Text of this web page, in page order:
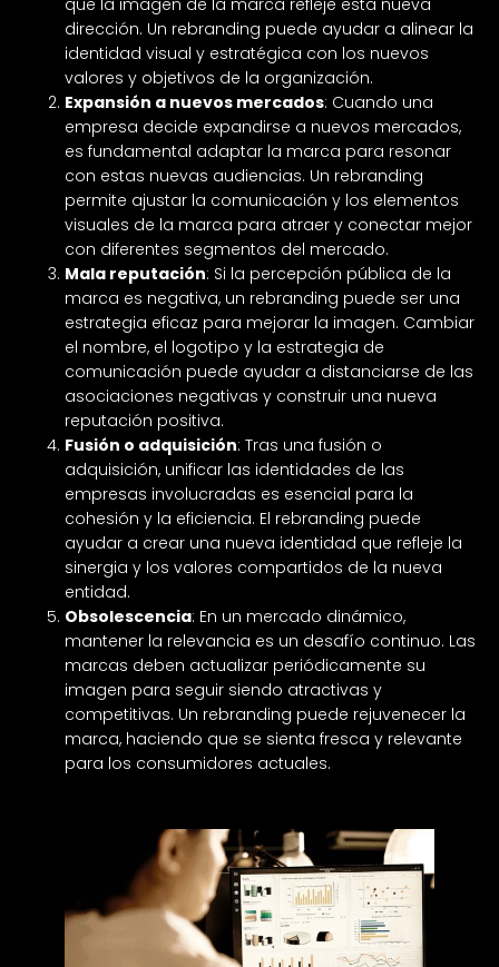
dirección. Un rebranding puede ayudar a alinear la
identidad visual y estratégica con los nuevos
valores y objetivos de la organización.
Expansión a nuevos mercados: Cuando una
empresa decide expandirse a nuevos mercados,
es fundamental adaptar la marca para resonar
con estas nuevas audiencias. Un rebranding
permite ajustar la comunicación y los elementos
visuales de la marca para atraer y conectar mejor
con diferentes segmentos del mercado.
Mala reputación: Si la percepción pública de la
marca es negativa, un rebranding puede ser una
estrategia eficaz para mejorar la imagen. Cambiar
el nombre, el logotipo y la estrategia de
comunicación puede ayudar a distanciarse de las
asociaciones negativas y construir una nueva
reputación positiva.
Fusión o adquisición: Tras una fusión o
adquisición, unificar las identidades de las
empresas involucradas es esencial para la
cohesión y la eficiencia. El rebranding puede
ayudar a crear una nueva identidad que refleje la
sinergia y los valores compartidos de la nueva
entidad.
Obsolescencia: En un mercado dinámico,
mantener la relevancia es un desafío continuo. Las
marcas deben actualizar periódicamente su
imagen para seguir siendo atractivas y
competitivas. Un rebranding puede rejuvenecer la
marca, haciendo que se sienta fresca y relevante
para los consumidores actuales.